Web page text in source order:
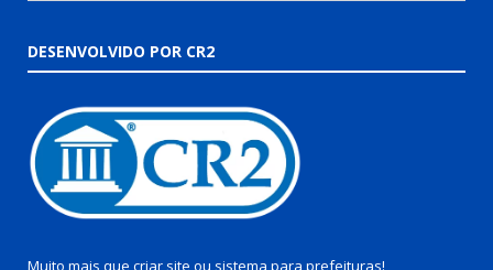
DESENVOLVIDO POR CR2
Muito mais que criar site ou sistema para prefeituras!